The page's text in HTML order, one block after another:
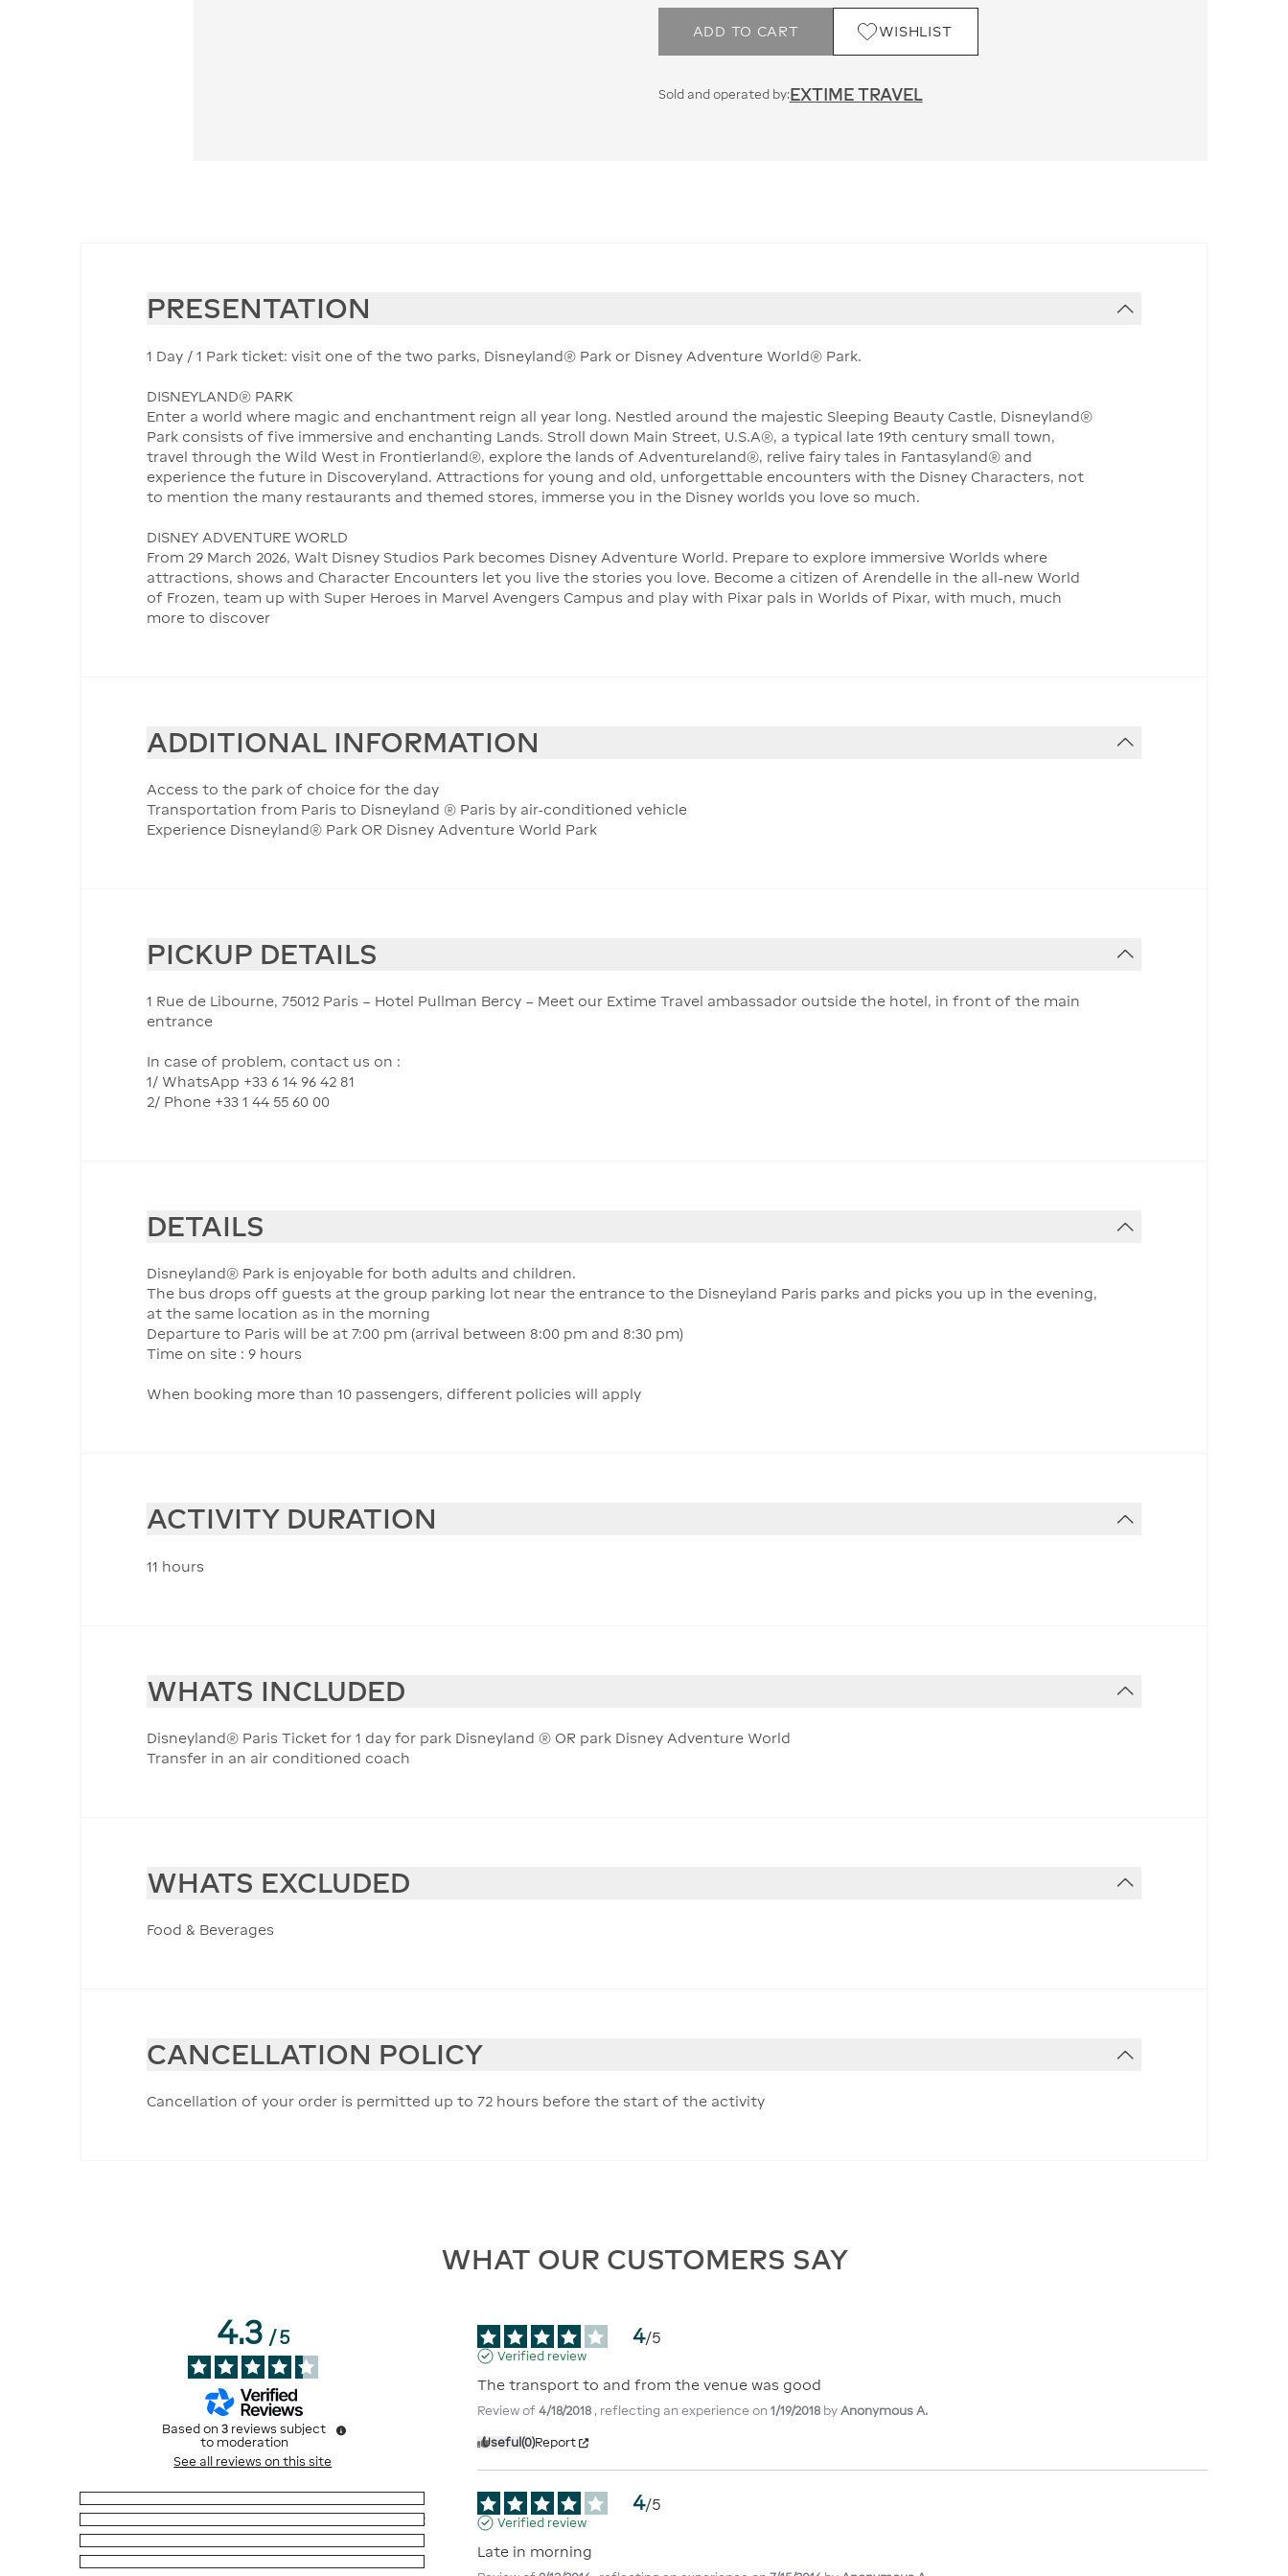
ADD TO CART WISHLIST
Sold and operated by:EXTIME TRAVEL
PRESENTATION
1 Day / 1 Park ticket: visit one of the two parks, Disneyland® Park or Disney Adventure World® Park.
DISNEYLAND® PARK
Enter a world where magic and enchantment reign all year long. Nestled around the majestic Sleeping Beauty Castle, Disneyland®
Park consists of five immersive and enchanting Lands. Stroll down Main Street, U.S.A®, a typical late 19th century small town,
travel through the Wild West in Frontierland®, explore the lands of Adventureland®, relive fairy tales in Fantasyland® and
experience the future in Discoveryland. Attractions for young and old, unforgettable encounters with the Disney Characters, not
to mention the many restaurants and themed stores, immerse you in the Disney worlds you love so much.
DISNEY ADVENTURE WORLD
From 29 March 2026, Walt Disney Studios Park becomes Disney Adventure World. Prepare to explore immersive Worlds where
attractions, shows and Character Encounters let you live the stories you love. Become a citizen of Arendelle in the all-new World
of Frozen, team up with Super Heroes in Marvel Avengers Campus and play with Pixar pals in Worlds of Pixar, with much, much
more to discover
ADDITIONAL INFORMATION
Access to the park of choice for the day
Transportation from Paris to Disneyland ® Paris by air-conditioned vehicle
Experience Disneyland® Park OR Disney Adventure World Park
PICKUP DETAILS
1 Rue de Libourne, 75012 Paris – Hotel Pullman Bercy – Meet our Extime Travel ambassador outside the hotel, in front of the main
entrance
In case of problem, contact us on :
1/ WhatsApp +33 6 14 96 42 81
2/ Phone +33 1 44 55 60 00
DETAILS
Disneyland® Park is enjoyable for both adults and children.
The bus drops off guests at the group parking lot near the entrance to the Disneyland Paris parks and picks you up in the evening,
at the same location as in the morning
Departure to Paris will be at 7:00 pm (arrival between 8:00 pm and 8:30 pm)
Time on site : 9 hours
When booking more than 10 passengers, different policies will apply
ACTIVITY DURATION
11 hours
WHATS INCLUDED
Disneyland® Paris Ticket for 1 day for park Disneyland ® OR park Disney Adventure World
Transfer in an air conditioned coach
WHATS EXCLUDED
Food & Beverages
CANCELLATION POLICY
Cancellation of your order is permitted up to 72 hours before the start of the activity
WHAT OUR CUSTOMERS SAY
4.3 /5
Based on3 reviews subject
to moderation
See all reviews on this site
2
4/5
Verified review
The transport to and from the venue was good
Review of 4/18/2018 , reflecting an experience on 1/19/2018 by Anonymous A.
Useful (0)Report
4/5
Verified review
Late in morning